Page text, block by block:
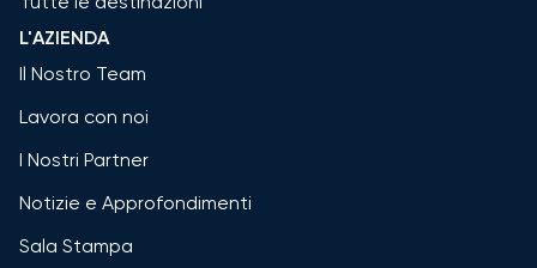
L'AZIENDA
Il Nostro Team
Lavora con noi
I Nostri Partner
Notizie e Approfondimenti
Sala Stampa